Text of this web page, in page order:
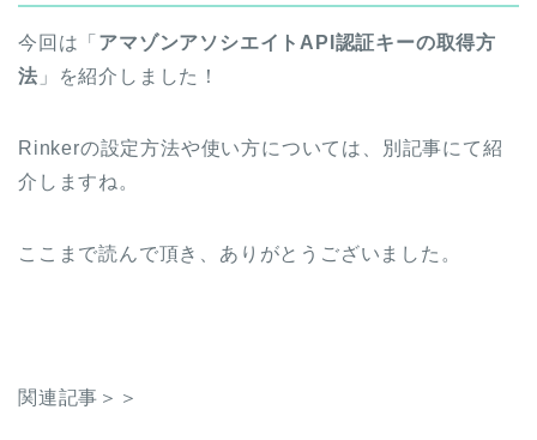
今回は「 アマゾンアソシエイトAPI認証キーの取得方
法 」を紹介しました！
Rinkerの設定方法や使い方については、別記事にて紹
介しますね。
ここまで読んで頂き、ありがとうございました。
関連記事＞＞